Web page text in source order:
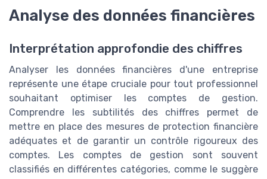
Analyse des données financières
Interprétation approfondie des chiffres
Analyser les données financières d'une entreprise
représente une étape cruciale pour tout professionnel
souhaitant optimiser les comptes de gestion.
Comprendre les subtilités des chiffres permet de
mettre en place des mesures de protection financière
adéquates et de garantir un contrôle rigoureux des
comptes. Les comptes de gestion sont souvent
classifiés en différentes catégories, comme le suggère